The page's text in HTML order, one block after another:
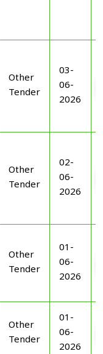
Other
Tender
03-
06-
2026
Other
Tender
02-
06-
2026
Other
Tender
01-
06-
2026
Other
Tender
01-
06-
2026